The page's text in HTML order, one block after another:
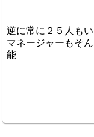
逆に常に２５人も
マネージャーもそ
能